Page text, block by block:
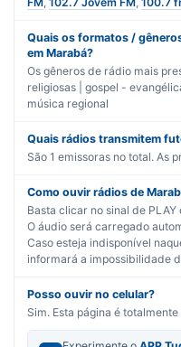
Quais os formatos /
em Marabá?
Os gêneros de rádio mais
religiosas | gospel -
música regional
Quais rádios transmitem
São 1 emissoras no total. As
Como ouvir rádios de
Basta clicar no sinal de
O áudio será carregado
Caso esteja indisponível
informará a impossibilidade
Posso ouvir no celular?
Sim. Esta página é